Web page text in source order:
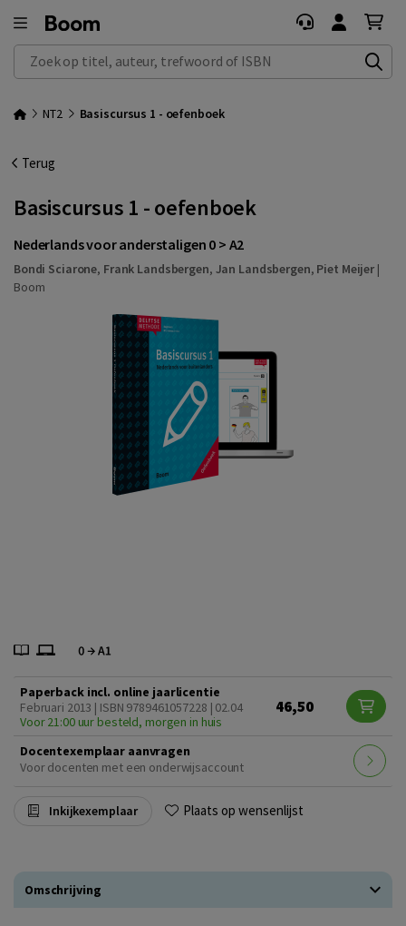
Zoek op titel, auteur, trefwoord of ISBN
NT2 Basiscursus 1 - oefenboek
Terug
Basiscursus 1 - oefenboek
Nederlands voor anderstaligen 0 > A2
Bondi Sciarone, Frank Landsbergen, Jan Landsbergen, Piet Meijer |
Boom
Paperback incl. online jaarlicentie
Februari 2013 | ISBN 9789461057228 | 02.04
Voor 21:00 uur besteld, morgen in huis
46,50
Docentexemplaar aanvragen
Voor docenten met een onderwijsaccount
Inkijkexemplaar Plaats op wensenlijst
Omschrijving